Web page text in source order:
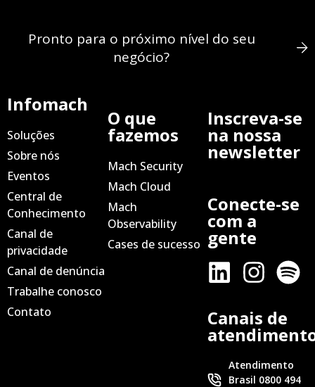
Pronto para o próximo nível do seu
negócio?
Infomach
Soluções
Sobre nós
Eventos
Central de
Conhecimento
Canal de
privacidade
Canal de denúncia
Trabalhe conosco
Contato
O que
fazemos
Mach Security
Mach Cloud
Mach
Observability
Cases de sucesso
Inscreva-se
na nossa
newsletter
Conecte-se
com a
gente
Canais de
Atendimento
Brasil 0800 494